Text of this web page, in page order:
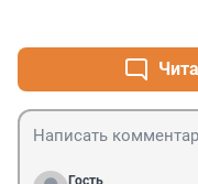
Гость